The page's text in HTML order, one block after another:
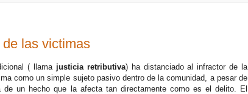
las victimas
( llama justicia retributiva) ha distanciado al infractor de la
como un simple sujeto pasivo dentro de la comunidad, a pesar de
de un hecho que la afecta tan directamente como es el delito. El